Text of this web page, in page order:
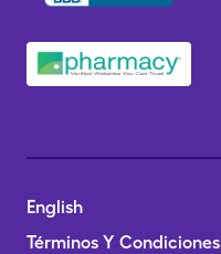
English
Términos Y Condiciones